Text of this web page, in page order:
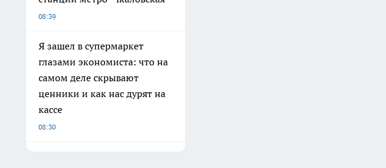
08:39
Я зашел в супермаркет
глазами экономиста: что на
самом деле скрывают
ценники и как нас дурят на
кассе
08:30